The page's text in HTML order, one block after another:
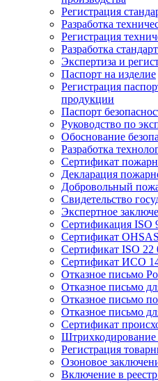
Регистрация
Разработка
Регистрация
Разработка
Экспертиза и
Паспорт на изделие
Регистрация
продукции
Паспорт
Руководство по
Обоснование
Разработка
Сертификат
Декларация
Добровольный
Свидетельство
Экспертное
Сертификация ISO
Сертификат
Сертификат ISO
Сертификат ИСО
Отказное письмо
Отказное письмо
Отказное письмо
Отказное письмо
Сертификат
Регистрация
Озоновое
Включение в